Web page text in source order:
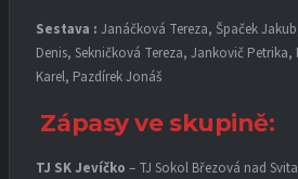
Sestava : Janáčková Tereza, Špaček
Denis, Sekničková Tereza, Jankovič Petrika,
Karel, Pazdírek Jonáš
Zápasy ve skupině:
TJ SK Jevíčko – TJ Sokol Březová nad